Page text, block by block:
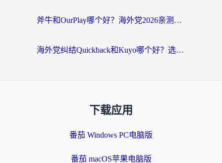
斧牛和OurPlay哪个好？海外党2026亲测：选对加速器，国内资源秒加载
海外党纠结Quickback和Kuyo哪个好？选对回国加速器才能无缝刷国内资源
下载应用
番茄 Windows PC电脑版
番茄 macOS苹果电脑版